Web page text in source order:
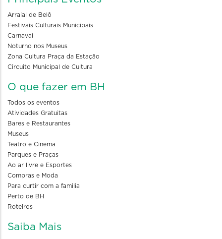
Arraial de Belô
Festivais Culturais Municipais
Carnaval
Noturno nos Museus
Zona Cultura Praça da Estação
Circuito Municipal de Cultura
O que fazer em BH
Todos os eventos
Atividades Gratuitas
Bares e Restaurantes
Museus
Teatro e Cinema
Parques e Praças
Ao ar livre e Esportes
Compras e Moda
Para curtir com a familia
Perto de BH
Roteiros
Saiba Mais